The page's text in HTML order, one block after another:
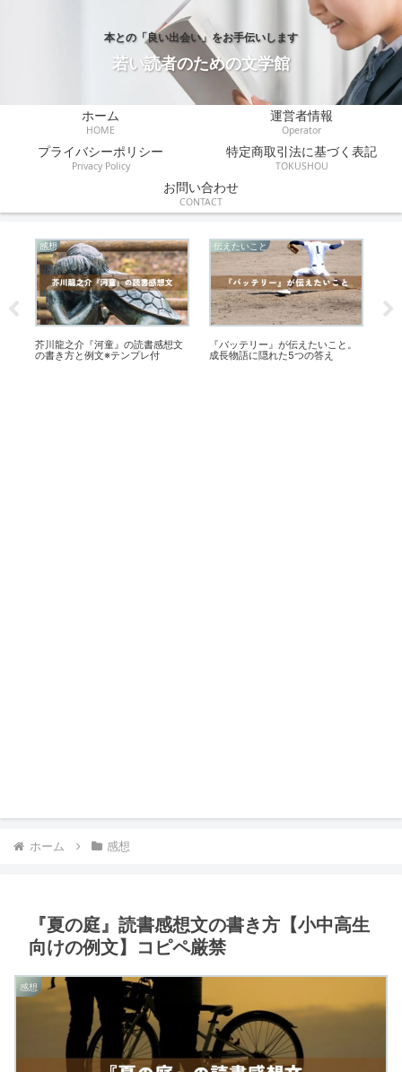
本との「良い出会い」をお手伝いします
若い読者のための文学館
ホーム
HOME
運営者情報
Operator
プライバシーポリシー
Privacy Policy
特定商取引法に基づく表記
TOKUSHOU
お問い合わせ
CONTACT
感想
芥川龍之介『河童』の読書感想文
の書き方と例文※テンプレ付
伝えたいこと
『バッテリー』が伝えたいこと。
成長物語に隠れた5つの答え
ホーム 感想
『夏の庭』読書感想文の書き方【小中高生
向けの例文】コピペ厳禁
感想